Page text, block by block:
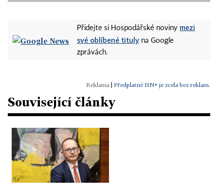
Přidejte si Hospodářské noviny mezi
své oblíbené tituly na Google
zprávách.
Předplatné HN+ je zcela bez reklam.
Související články